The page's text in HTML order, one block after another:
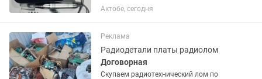
Актобе, сегодня
Реклама
Радиодетали платы радиолом
Договорная
Скупаем радиотехнический лом по